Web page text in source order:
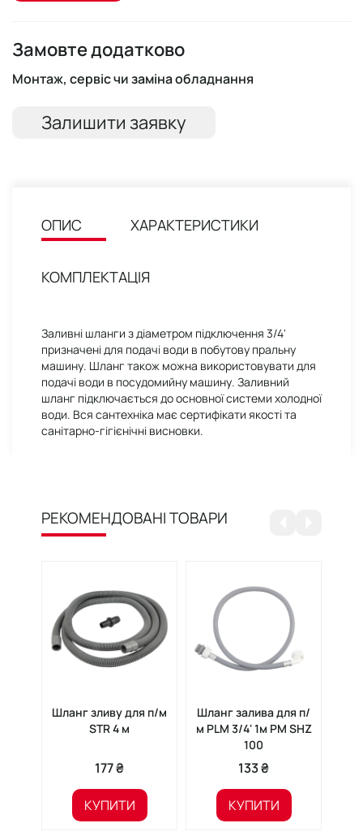
Замовте додатково
Монтаж, сервіс чи заміна обладнання
Залишити заявку
ОПИС ХАРАКТЕРИСТИКИ
КОМПЛЕКТАЦІЯ
Заливні шланги з діаметром підключення 3/4'
призначені для подачі води в побутову пральну
машину. Шланг також можна використовувати для
подачі води в посудомийну машину. Заливний
шланг підключається до основної системи холодної
води. Вся сантехніка має сертифікати якості та
санітарно-гігієнічні висновки.
РЕКОМЕНДОВАНІ ТОВАРИ
Шланг зливу для п/м
STR 4 м
177 ₴
КУПИТИ
Шланг залива для п/
м PLM 3/4' 1м PM SHZ
100
133 ₴
КУПИТИ